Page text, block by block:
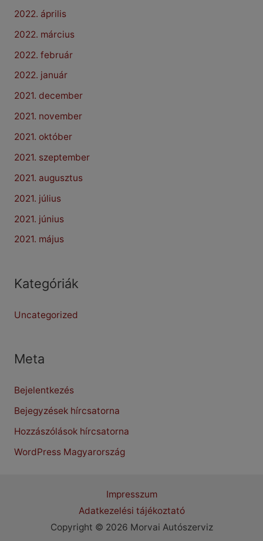
2022. április
2022. március
2022. február
2022. január
2021. december
2021. november
2021. október
2021. szeptember
2021. augusztus
2021. július
2021. június
2021. május
Kategóriák
Uncategorized
Meta
Bejelentkezés
Bejegyzések hírcsatorna
Hozzászólások hírcsatorna
WordPress Magyarország
Impresszum
Adatkezelési tájékoztató
Copyright © 2026 Morvai Autószerviz